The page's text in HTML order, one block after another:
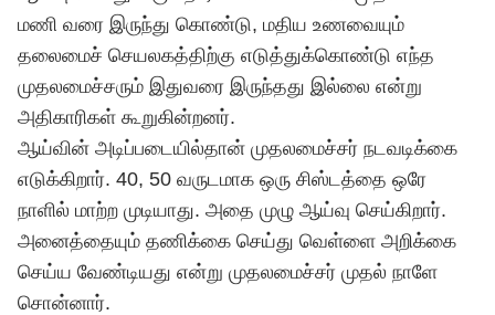
மணி வரை இருந்து கொண்டு, மதிய உணவையும்
தலைமைச் செயலகத்திற்கு எடுத்துக்கொண்டு எந்த
முதலமைச்சரும் இதுவரை இருந்தது இல்லை என்று
அதிகாரிகள் கூறுகின்றனர்.
ஆய்வின் அடிப்படையில்தான் முதலமைச்சர் நடவடிக்கை
எடுக்கிறார். 40, 50 வருடமாக ஒரு சிஸ்டத்தை ஒரே
நாளில் மாற்ற முடியாது. அதை முழு ஆய்வு செய்கிறார்.
அனைத்தையும் தணிக்கை செய்து வெள்ளை அறிக்கை
செய்ய வேண்டியது என்று முதலமைச்சர் முதல் நாளே
சொன்னார்.